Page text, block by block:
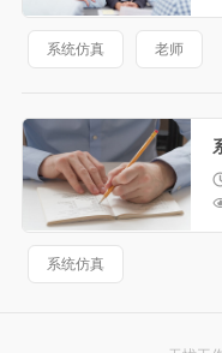
系统仿真 老师
系统仿真